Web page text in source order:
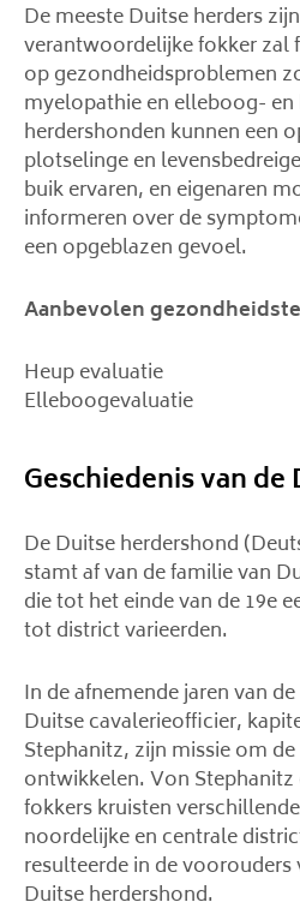
De meeste Duitse herders
verantwoordelijke fokker zal
op gezondheidsproblemen
myelopathie en elleboog-
herdershonden kunnen een
plotselinge en
buik ervaren, en eigenaren
informeren over de
een opgeblazen gevoel.
Aanbevolen
Heup evaluatie
Elleboogevaluatie
Geschiedenis van
De Duitse herdershond
stamt af van de familie van
die tot het einde van de 19e
tot district varieerden.
In de afnemende jaren van
Duitse cavalerieofficier,
Stephanitz, zijn missie om
ontwikkelen. Von
fokkers kruisten
noordelijke en centrale
resulteerde in de voorouders
Duitse herdershond.